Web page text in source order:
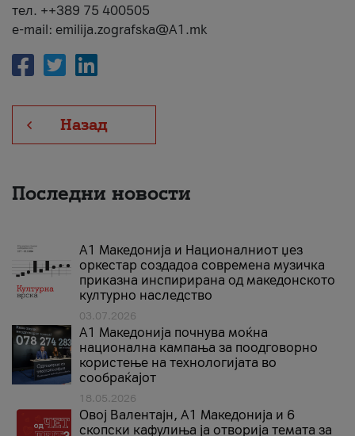
тел. ++389 75 400505
e-mail: emilija.zografska@A1.mk
Назад
Последни новости
А1 Македонија и Националниот џез
оркестар создадоа современа музичка
приказна инспирирана од македонското
културно наследство
03.07.2026
A1 Македонија почнува моќна
национална кампања за поодговорно
користење на технологијата во
сообраќајот
18.05.2026
Овој Валентајн, A1 Македонија и 6
скопски кафулиња ја отворија темата за